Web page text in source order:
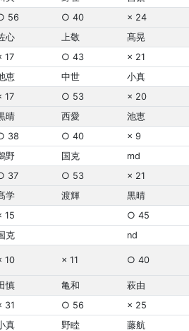
56 ○ 40 × 24
心 上敬 髙晃
17 ○ 43 × 21
恵 中世 小真
17 ○ 53 × 20
晴 西愛 池恵
38 ○ 40 × 9
野 国克 md
37 ○ 53 × 21
学 渡輝 黒晴
15 ○ 45
克 nd
10 × 11 ○ 40
慎 亀和 萩由
31 ○ 56 × 25
真 野睦 藤航